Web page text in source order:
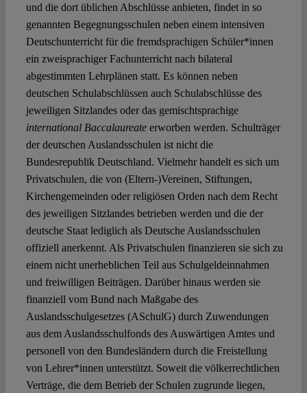
und die dort üblichen Abschlüsse anbieten, findet in so
genannten Begegnungsschulen neben einem intensiven
Deutschunterricht für die fremdsprachigen Schüler*innen
ein zweisprachiger Fachunterricht nach bilateral
abgestimmten Lehrplänen statt. Es können neben
deutschen Schulabschlüssen auch Schulabschlüsse des
jeweiligen Sitzlandes oder das gemischtsprachige
international Baccalaureateerworben werden. Schulträger
der deutschen Auslandsschulen ist nicht die
Bundesrepublik Deutschland. Vielmehr handelt es sich um
Privatschulen, die von (Eltern-)Vereinen, Stiftungen,
Kirchengemeinden oder religiösen Orden nach dem Recht
des jeweiligen Sitzlandes betrieben werden und die der
deutsche Staat lediglich als Deutsche Auslandsschulen
offiziell anerkennt. Als Privatschulen finanzieren sie sich zu
einem nicht unerheblichen Teil aus Schulgeldeinnahmen
und freiwilligen Beiträgen. Darüber hinaus werden sie
finanziell vom Bund nach Maßgabe des
Auslandsschulgesetzes (ASchulG) durch Zuwendungen
aus dem Auslandsschulfonds des Auswärtigen Amtes und
personell von den Bundesländern durch die Freistellung
von Lehrer*innen unterstützt. Soweit die völkerrechtlichen
Verträge, die dem Betrieb der Schulen zugrunde liegen,